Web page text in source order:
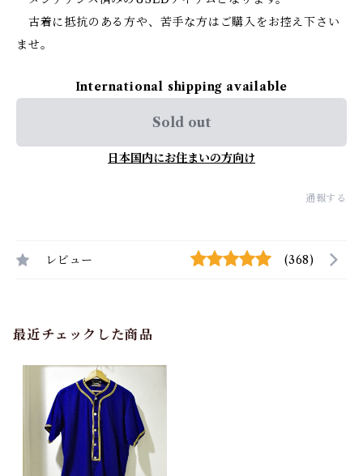
古着に抵抗のある方や、苦手な方はご購入をお控え下さい
ませ。
International shipping available
Sold out
日本国内にお住まいの方向け
通報する
レビュー (368)
最近チェックした商品